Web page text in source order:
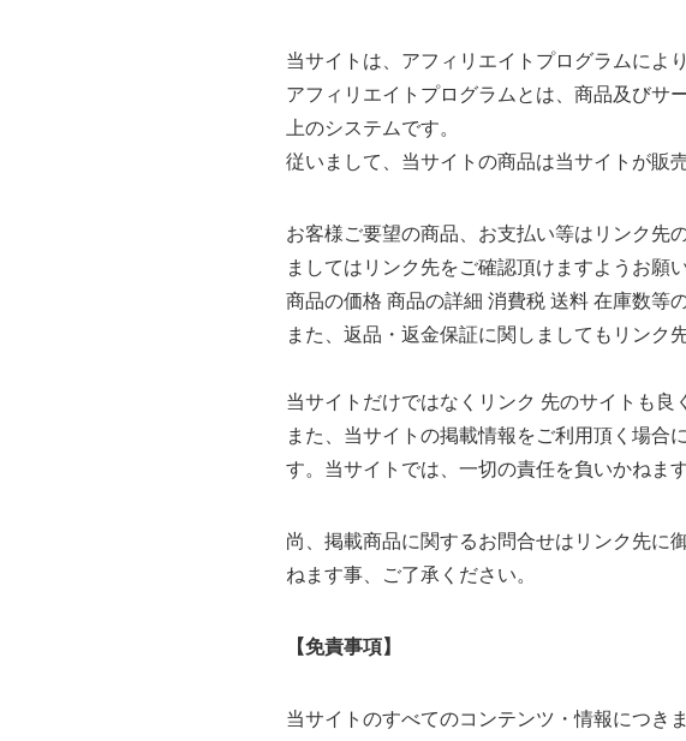
当サイトは、アフィリエイトプログラムによ
アフィリエイトプログラムとは、商品及びサ
上のシステムです。
従いまして、当サイトの商品は当サイトが販
お客様ご要望の商品、お支払い等はリンク先
ましてはリンク先をご確認頂けますようお願
商品の価格 商品の詳細 消費税 送料 在庫数等
また、返品・返金保証に関しましてもリンク
当サイトだけではなくリンク 先のサイトも良
また、当サイトの掲載情報をご利用頂く場合
す。当サイトでは、一切の責任を負いかねま
尚、掲載商品に関するお問合せはリンク先に
ねます事、ご了承ください。
【免責事項】
当サイトのすべてのコンテンツ・情報につき